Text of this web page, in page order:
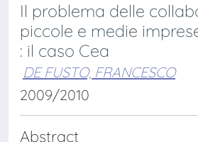
Il problema delle
piccole e medie
: il caso Cea
DE FUSTO, FRANCESCO
2009/2010
Abstract